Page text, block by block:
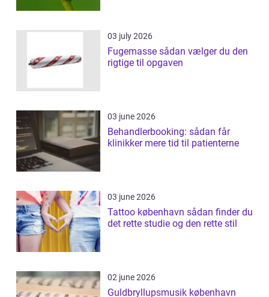
03 july 2026
Fugemasse sådan vælger du den
rigtige til opgaven
03 june 2026
Behandlerbooking: sådan får
klinikker mere tid til patienterne
03 june 2026
Tattoo københavn sådan finder du
det rette studie og den rette stil
02 june 2026
Guldbryllupsmusik københavn